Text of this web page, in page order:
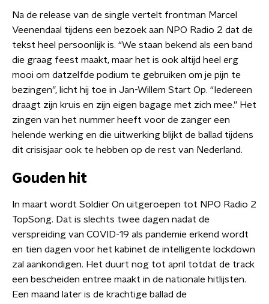
Na de release van de single vertelt frontman Marcel
Veenendaal tijdens een bezoek aan NPO Radio 2 dat de
tekst heel persoonlijk is. “We staan bekend als een band
die graag feest maakt, maar het is ook altijd heel erg
mooi om datzelfde podium te gebruiken om je pijn te
bezingen”, licht hij toe in Jan-Willem Start Op. “Iedereen
draagt zijn kruis en zijn eigen bagage met zich mee.” Het
zingen van het nummer heeft voor de zanger een
helende werking en die uitwerking blijkt de ballad tijdens
dit crisisjaar ook te hebben op de rest van Nederland.
Gouden hit
In maart wordt Soldier On uitgeroepen tot NPO Radio 2
TopSong. Dat is slechts twee dagen nadat de
verspreiding van COVID-19 als pandemie erkend wordt
en tien dagen voor het kabinet de intelligente lockdown
zal aankondigen. Het duurt nog tot april totdat de track
een bescheiden entree maakt in de nationale hitlijsten.
Een maand later is de krachtige ballad de